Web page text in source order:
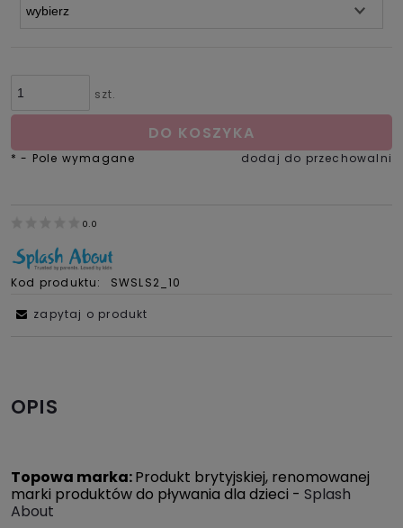
szt.
DO KOSZYKA
dodaj do przechowalni
* - Pole wymagane
0.0
Kod produktu: SWSLS2_10
zapytaj o produkt
OPIS
Topowa marka:Produkt brytyjskiej, renomowanej
marki produktów do pływania dla dzieci - Splash
About